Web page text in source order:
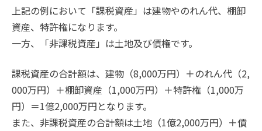
上記の例において「課税資産」は建物やのれん代、棚卸
資産、特許権になります。
一方、「非課税資産」は土地及び債権です。
課税資産の合計額は、建物（8,000万円）＋のれん代（2,
000万円）＋棚卸資産（1,000万円）＋特許権（1,000万
円）＝1億2,000万円となります。
また、非課税資産の合計額は土地（1億2,000万円）＋債